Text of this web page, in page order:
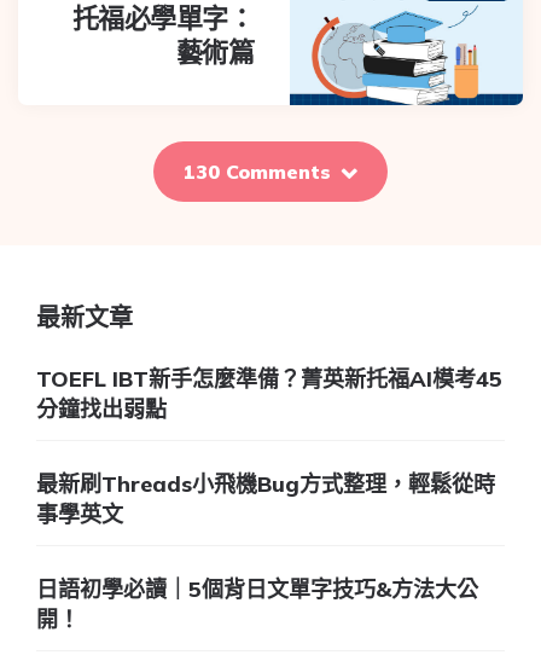
托福必學單字：
藝術篇
130 Comments
最新文章
TOEFL IBT新手怎麼準備？菁英新托福AI模考45
分鐘找出弱點
最新刷Threads小飛機Bug方式整理，輕鬆從時
事學英文
日語初學必讀｜5個背日文單字技巧&方法大公
開！